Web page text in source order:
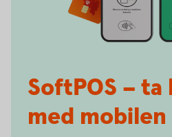
SoftPOS –
med mobilen